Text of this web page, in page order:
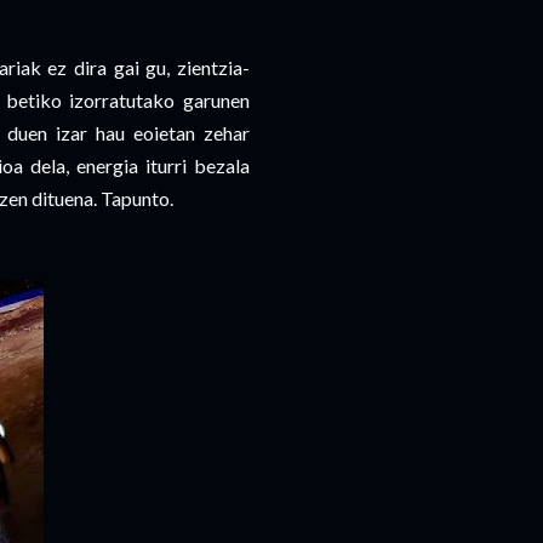
ez dira gai gu, zientzia-
izorratutako garunen
izar hau eoietan zehar
dela, energia iturri bezala
dituena. Tapunto.